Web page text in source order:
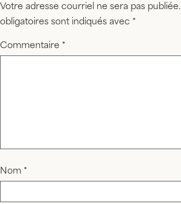
Votre adresse courriel ne sera pas publiée.
obligatoires sont indiqués avec *
Commentaire *
Nom *